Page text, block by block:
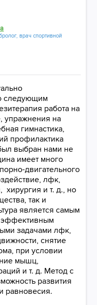
врач спортивной
следующим
работа на
упражнения на
гимнастика,
профилактика
выбран нами не
имеет много
двигательного
лфк,
хирургия и т. д., но
так и
является самым
эффективным
задачами лфк,
снятие
при условии
мышц,
и т. д. Метод с
развития
равновесия.